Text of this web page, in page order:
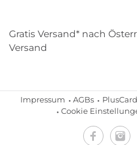
Gratis Versand* nach
Versand
Impressum AGBs
Cookie